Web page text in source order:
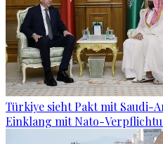
Türkiye sieht Pakt mit Saudi-
Einklang mit Nato-